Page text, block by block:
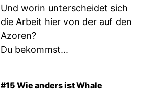
Und worin unterscheidet sich
die Arbeit hier von der auf den
Azoren?
Du bekommst...
#15 Wie anders ist Whale